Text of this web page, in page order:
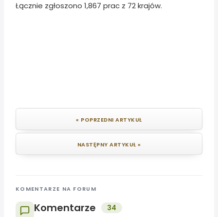
Łącznie zgłoszono 1,867 prac z 72 krajów.
« POPRZEDNI ARTYKUŁ
NASTĘPNY ARTYKUŁ »
KOMENTARZE NA FORUM
Komentarze
34